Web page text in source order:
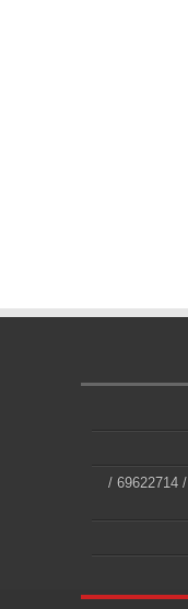
خدمة تصليح سيارات متنقلة الكويت / 69622714‬ /